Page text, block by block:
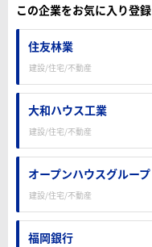
この企業をお気に入り登
住友林業
建設/住宅/不動産
大和ハウス工業
建設/住宅/不動産
オープンハウスグループ
建設/住宅/不動産
福岡銀行